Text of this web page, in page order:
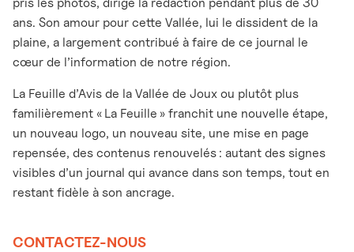
pris les photos, dirigé la rédaction pendant plus de 30
ans. Son amour pour cette Vallée, lui le dissident de la
plaine, a largement contribué à faire de ce journal le
cœur de l’information de notre région.
La Feuille d’Avis de la Vallée de Joux ou plutôt plus
familièrement « La Feuille » franchit une nouvelle étape,
un nouveau logo, un nouveau site, une mise en page
repensée, des contenus renouvelés : autant des signes
visibles d’un journal qui avance dans son temps, tout en
restant fidèle à son ancrage.
CONTACTEZ-NOUS